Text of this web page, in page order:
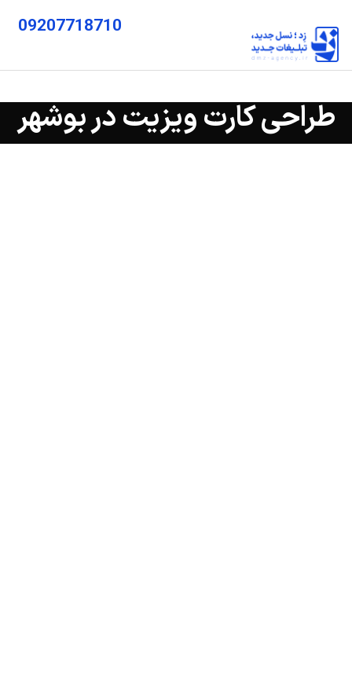
09207718710
طراحی کارت ویزیت در بوشهر